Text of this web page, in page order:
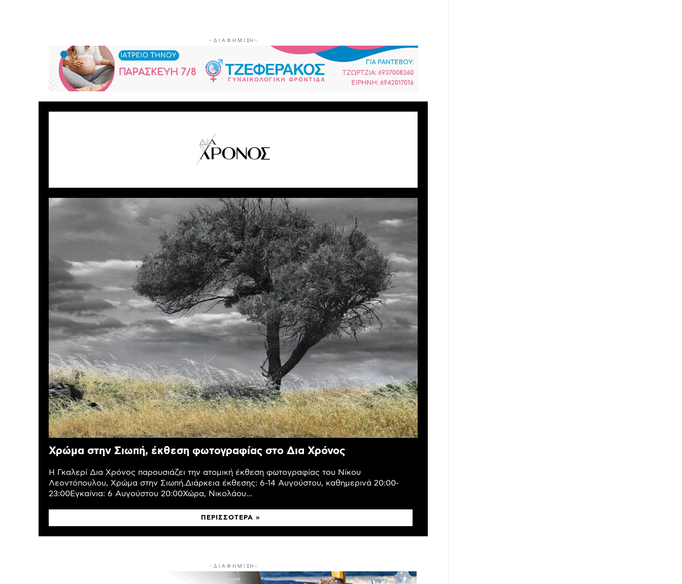
- Δ Ι Α Φ Η Μ Ι ΣΗ -
Χρώμα στην Σιωπή, έκθεση φωτογραφίας στο Δια Χρόνος
Η Γκαλερί Δια Χρόνος παρουσιάζει την ατομική έκθεση φωτογραφίας του Νίκου
Λεοντόπουλου, Χρώμα στην Σιωπή.Διάρκεια έκθεσης: 6-14 Αυγούστου, καθημερινά 20:00-
23:00Εγκαίνια: 6 Αυγούστου 20:00Χώρα, Νικολάου...
ΠΕΡΙΣΣΌΤΕΡΑ »
- Δ Ι Α Φ Η Μ Ι ΣΗ -